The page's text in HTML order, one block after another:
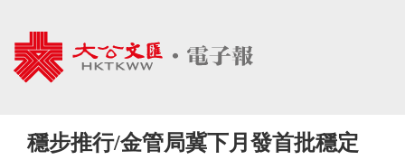
穩步推行/金管局冀下月發首批穩定